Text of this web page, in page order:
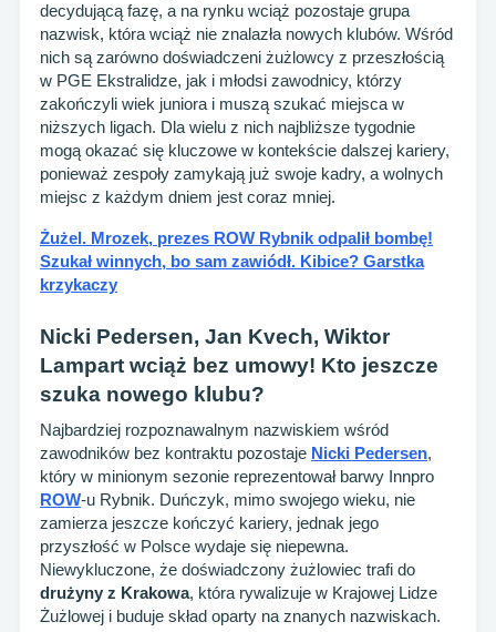
decydującą fazę, a na rynku wciąż pozostaje grupa
nazwisk, która wciąż nie znalazła nowych klubów. Wśród
nich są zarówno doświadczeni żużlowcy z przeszłością
w PGE Ekstralidze, jak i młodsi zawodnicy, którzy
zakończyli wiek juniora i muszą szukać miejsca w
niższych ligach. Dla wielu z nich najbliższe tygodnie
mogą okazać się kluczowe w kontekście dalszej kariery,
ponieważ zespoły zamykają już swoje kadry, a wolnych
miejsc z każdym dniem jest coraz mniej.
Żużel. Mrozek, prezes ROW Rybnik odpalił bombę!
Szukał winnych, bo sam zawiódł. Kibice? Garstka
krzykaczy
Nicki Pedersen, Jan Kvech, Wiktor
Lampart wciąż bez umowy! Kto jeszcze
szuka nowego klubu?
Najbardziej rozpoznawalnym nazwiskiem wśród
zawodników bez kontraktu pozostaje Nicki Pedersen,
który w minionym sezonie reprezentował barwy Innpro
ROW-u Rybnik. Duńczyk, mimo swojego wieku, nie
zamierza jeszcze kończyć kariery, jednak jego
przyszłość w Polsce wydaje się niepewna.
Niewykluczone, że doświadczony żużlowiec trafi do
drużyny z Krakowa, która rywalizuje w Krajowej Lidze
Żużlowej i buduje skład oparty na znanych nazwiskach.